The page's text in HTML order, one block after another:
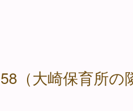
（大崎保育所の